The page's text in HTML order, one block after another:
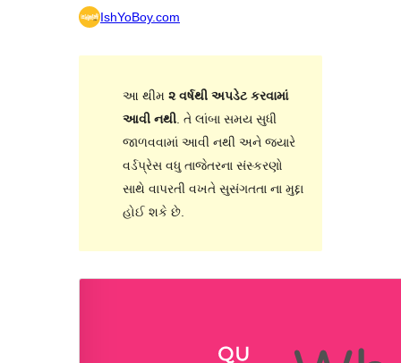
IshYoBoy.com
આ થીમ ૨ વર્ષથી અપડેટ કરવામાં
આવી નથી. તે લાંબા સમય સુધી
જાળવવામાં આવી નથી અને જ્યારે
વર્ડપ્રેસ વધુ તાજેતરના સંસ્કરણો
સાથે વાપરતી વખતે સુસંગતતા ના મુદ્દા
હોઈ શકે છે.